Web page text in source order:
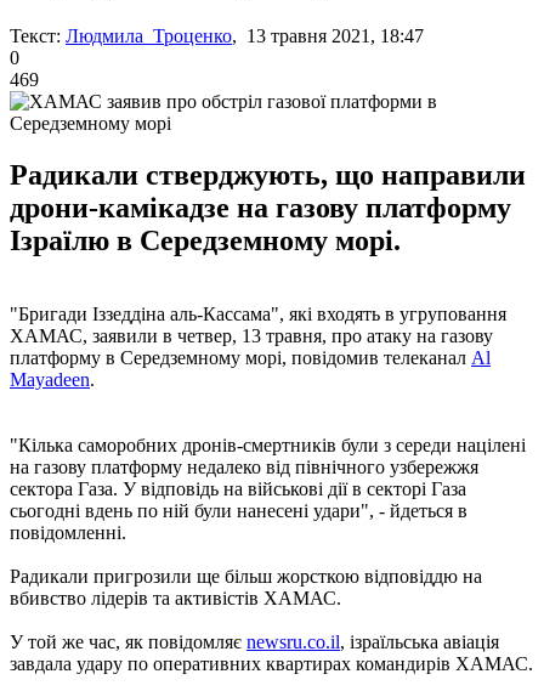
Текст: Людмила Троценко, 13 травня 2021, 18:47
0
469
Радикали стверджують, що направили
дрони-камікадзе на газову платформу
Ізраїлю в Середземному морі.
"Бригади Іззеддіна аль-Кассама", які входять в угруповання
ХАМАС, заявили в четвер, 13 травня, про атаку на газову
платформу в Середземному морі, повідомив телеканал Аl
Mayadeen.
"Кілька саморобних дронів-смертників були з середи націлені
на газову платформу недалеко від північного узбережжя
сектора Газа. У відповідь на військові дії в секторі Газа
сьогодні вдень по ній були нанесені удари", - йдеться в
повідомленні.
Радикали пригрозили ще більш жорсткою відповіддю на
вбивство лідерів та активістів ХАМАС.
У той же час, як повідомляє newsru.co.il, ізраїльська авіація
завдала удару по оперативних квартирах командирів ХАМАС.